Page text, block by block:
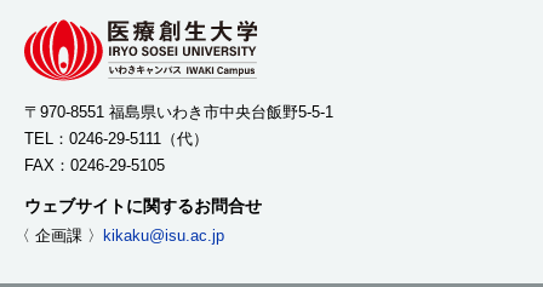
〒970-8551 福島県いわき市中央台飯野5-5-1
TEL： 0246-29-5111 （代）
FAX：0246-29-5105
ウェブサイトに関するお問合せ
〈 企画課 〉 kikaku@isu.ac.jp